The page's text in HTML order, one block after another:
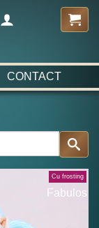
CONTACT
Cu frosting
Fabulos